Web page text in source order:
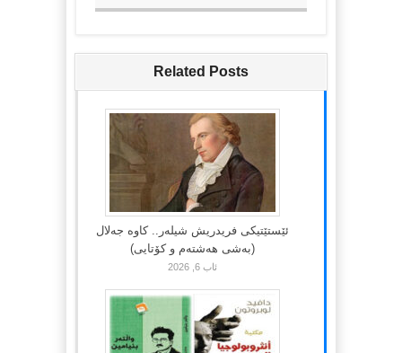
Related Posts
ئێستێتیکی فریدریش شیلەر.. کاوە جەلال
(بەشی هەشتەم و کۆتایی)
ئاب 6, 2026